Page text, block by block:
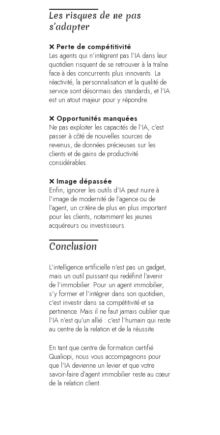
Les risques de ne pas
s’adapter
❌ Perte de compétitivité
Les agents qui n’intègrent pas l’IA dans leur
quotidien risquent de se retrouver à la traîne
face à des concurrents plus innovants. La
réactivité, la personnalisation et la qualité de
service sont désormais des standards, et l’IA
est un atout majeur pour y répondre.
❌ Opportunités manquées
Ne pas exploiter les capacités de l’IA, c’est
passer à côté de nouvelles sources de
revenus, de données précieuses sur les
clients et de gains de productivité
considérables.
❌ Image dépassée
Enfin, ignorer les outils d’IA peut nuire à
l’image de modernité de l’agence ou de
l’agent, un critère de plus en plus important
pour les clients, notamment les jeunes
acquéreurs ou investisseurs.
Conclusion
L’intelligence artificielle n’est pas un gadget,
mais un outil puissant qui redéfinit l’avenir
de l’immobilier. Pour un agent immobilier,
s’y former et l’intégrer dans son quotidien,
c’est investir dans sa compétitivité et sa
pertinence. Mais il ne faut jamais oublier que
l’IA n’est qu’un allié : c’est l’humain qui reste
au centre de la relation et de la réussite.
En tant que centre de formation certifié
Qualiopi, nous vous accompagnons pour
que l’IA devienne un levier et que votre
savoir-faire d’agent immobilier reste au cœur
de la relation client.